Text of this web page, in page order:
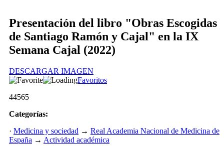
Presentación del libro "Obras Escogidas
de Santiago Ramón y Cajal" en la IX
Semana Cajal (2022)
DESCARGAR IMAGEN
Favoritos
44565
Categorías:
· Medicina y sociedad → Real Academia Nacional de Medicina de
España → Actividad académica